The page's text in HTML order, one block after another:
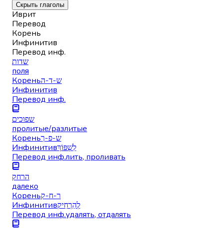
Скрыть глаголы
Иврит
Перевод
Корень
Инфинитив
Перевод инф.
שדות
поля
Кореньש-ד-ה
Инфинитив
Перевод инф.
שפוכים
пролитыe/разлитыe
Кореньש-פ-ך
Инфинитивלִשְׁפּוֹךְ
Перевод инф.лить, проливать
הרחק
далеко
Кореньר-ח-ק
Инфинитивלְהַרְחִיק
Перевод инф.удалять, отдалять